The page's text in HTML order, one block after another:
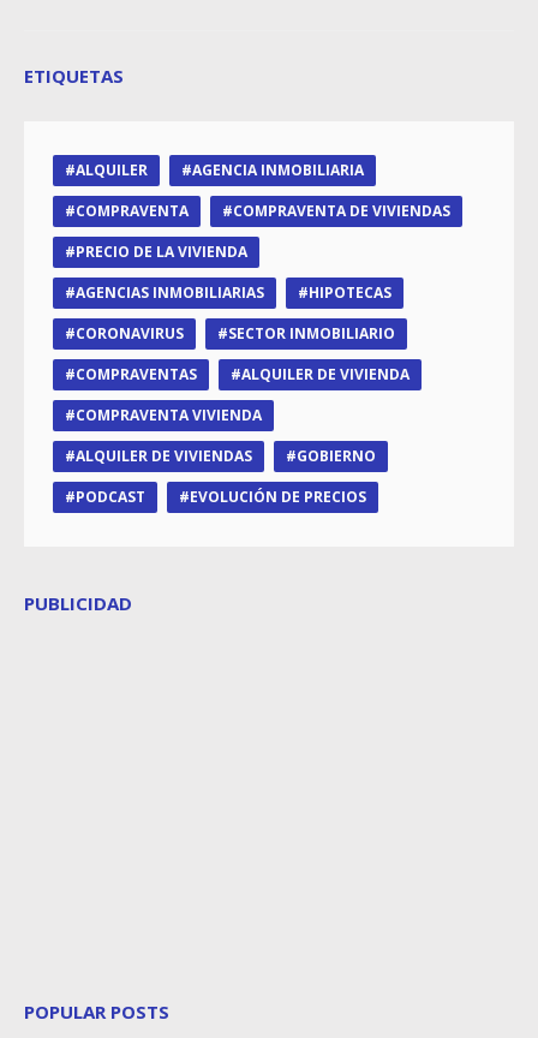
ETIQUETAS
ALQUILER
AGENCIA INMOBILIARIA
COMPRAVENTA
COMPRAVENTA DE VIVIENDAS
PRECIO DE LA VIVIENDA
AGENCIAS INMOBILIARIAS
HIPOTECAS
CORONAVIRUS
SECTOR INMOBILIARIO
COMPRAVENTAS
ALQUILER DE VIVIENDA
COMPRAVENTA VIVIENDA
ALQUILER DE VIVIENDAS
GOBIERNO
PODCAST
EVOLUCIÓN DE PRECIOS
PUBLICIDAD
POPULAR POSTS